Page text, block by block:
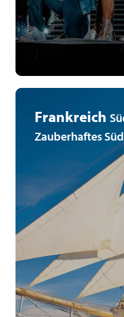
Frankreich
Zauberhaftes